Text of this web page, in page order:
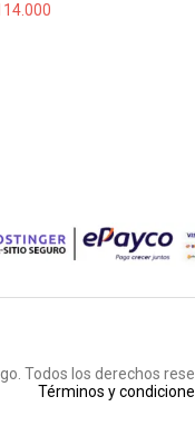
Todos los derechos
Términos y